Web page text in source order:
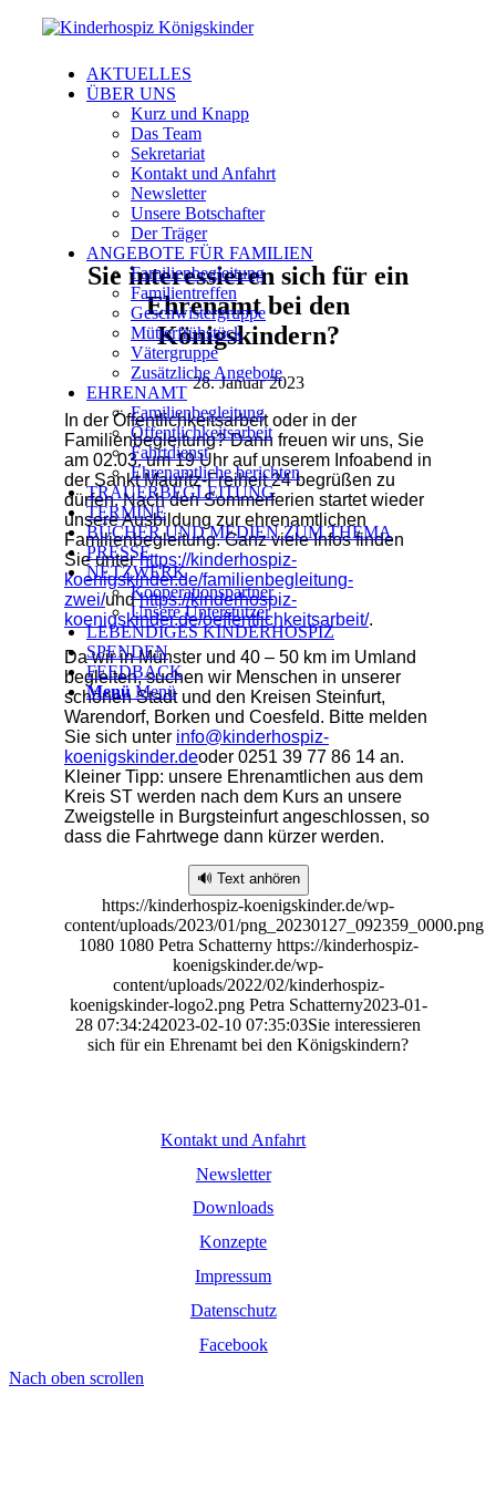
AKTUELLES
ÜBER UNS
Kurz und Knapp
Das Team
Sekretariat
Kontakt und Anfahrt
Newsletter
Unsere Botschafter
Der Träger
ANGEBOTE FÜR FAMILIEN
Familienbegleitung
Familientreffen
Geschwistergruppe
Mütterfrühstück
Vätergruppe
Zusätzliche Angebote
EHRENAMT
Familienbegleitung
Öffentlichkeitsarbeit
Fahrtdienst
Ehrenamtliche berichten
TRAUERBEGLEITUNG
TERMINE
BÜCHER UND MEDIEN ZUM THEMA
PRESSE
NETZWERK
Kooperationspartner
Unsere Unterstützer
LEBENDIGES KINDERHOSPIZ
SPENDEN
FEEDBACK
Menü Menü
Sie interessieren sich für ein
Ehrenamt bei den
Königskindern?
28. Januar 2023
In der Öffentlichkeitsarbeit oder in der
Familienbegleitung? Dann freuen wir uns, Sie
am 02.03. um 19 Uhr auf unserem Infoabend in
der Sankt Mauritz-Freiheit 24 begrüßen zu
dürfen. Nach den Sommerferien startet wieder
unsere Ausbildung zur ehrenamtlichen
Familienbegleitung. Ganz viele Infos finden
Sie unterhttps://kinderhospiz-
koenigskinder.de/familienbegleitung-
zwei/undhttps://kinderhospiz-
koenigskinder.de/oeffentlichkeitsarbeit/.
Da wir in Münster und 40 – 50 km im Umland
begleiten, suchen wir Menschen in unserer
schönen Stadt und den Kreisen Steinfurt,
Warendorf, Borken und Coesfeld. Bitte melden
Sie sich unter info@kinderhospiz-
koenigskinder.deoder 0251 39 77 86 14 an.
Kleiner Tipp: unsere Ehrenamtlichen aus dem
Kreis ST werden nach dem Kurs an unsere
Zweigstelle in Burgsteinfurt angeschlossen, so
dass die Fahrtwege dann kürzer werden.
🔊 Text anhören
https://kinderhospiz-koenigskinder.de/wp-
content/uploads/2023/01/png_20230127_092359_0000.png
1080 1080 Petra Schatterny https://kinderhospiz-
koenigskinder.de/wp-
content/uploads/2022/02/kinderhospiz-
koenigskinder-logo2.png Petra Schatterny2023-01-
28 07:34:242023-02-10 07:35:03Sie interessieren
sich für ein Ehrenamt bei den Königskindern?
Kontakt und Anfahrt
Newsletter
Downloads
Konzepte
Impressum
Datenschutz
Facebook
Nach oben scrollen